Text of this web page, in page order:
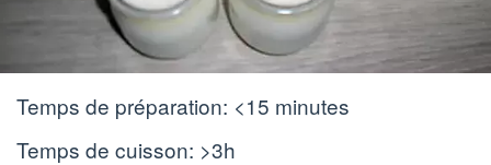
Temps de préparation: <15 minutes
Temps de cuisson: >3h